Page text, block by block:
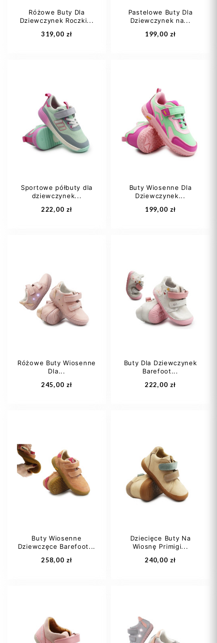
Dodaj do koszyka Dodaj do koszyka
Różowe Buty Dla
Dziewczynek Roczki...
319,00 zł
21
23
24 +1
Dodaj do koszyka
Pastelowe Buty Dla
Dziewczynek na...
199,00 zł
28
30
31 +4
Dodaj do koszyka
Sportowe półbuty dla
dziewczynek...
222,00 zł
27 28
30
31
Dodaj do koszyka
Buty Wiosenne Dla
Dziewczynek...
199,00 zł
28 29
30
32 +3
Dodaj do koszyka
Różowe Buty Wiosenne
Dla...
245,00 zł
29 30
Dodaj do koszyka
Buty Dla Dziewczynek
Barefoot...
222,00 zł
22
25
Dodaj do koszyka
Buty Wiosenne
Dziewczęce Barefoot...
258,00 zł
Dziecięce Buty Na
Wiosnę Primigi...
240,00 zł